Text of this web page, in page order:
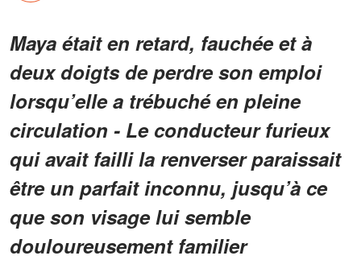
Maya était en retard, fauchée et à
deux doigts de perdre son emploi
lorsqu’elle a trébuché en pleine
circulation - Le conducteur furieux
qui avait failli la renverser paraissait
être un parfait inconnu, jusqu’à ce
que son visage lui semble
douloureusement familier